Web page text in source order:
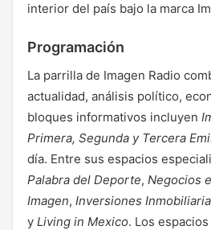
interior del país bajo la marca
Programación
La parrilla de Imagen Radio
actualidad, análisis político,
bloques informativos incluyen
Primera, Segunda y Tercera
día. Entre sus espacios
Palabra del Deporte, Negocios
Imagen, Inversiones
y Living in Mexico. Los